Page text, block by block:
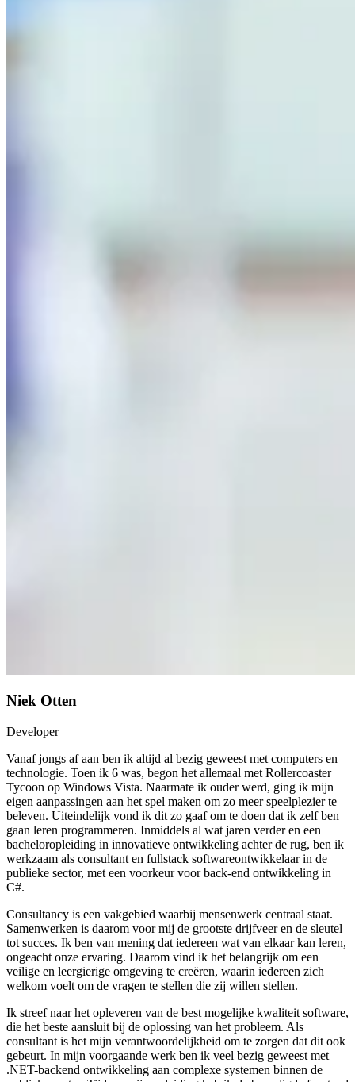
Niek Otten
Developer
Vanaf jongs af aan ben ik altijd al bezig geweest met computers en
technologie. Toen ik 6 was, begon het allemaal met Rollercoaster
Tycoon op Windows Vista. Naarmate ik ouder werd, ging ik mijn
eigen aanpassingen aan het spel maken om zo meer speelplezier te
beleven. Uiteindelijk vond ik dit zo gaaf om te doen dat ik zelf ben
gaan leren programmeren. Inmiddels al wat jaren verder en een
bacheloropleiding in innovatieve ontwikkeling achter de rug, ben ik
werkzaam als consultant en fullstack softwareontwikkelaar in de
publieke sector, met een voorkeur voor back-end ontwikkeling in
C#.
Consultancy is een vakgebied waarbij mensenwerk centraal staat.
Samenwerken is daarom voor mij de grootste drijfveer en de sleutel
tot succes. Ik ben van mening dat iedereen wat van elkaar kan leren,
ongeacht onze ervaring. Daarom vind ik het belangrijk om een
veilige en leergierige omgeving te creëren, waarin iedereen zich
welkom voelt om de vragen te stellen die zij willen stellen.
Ik streef naar het opleveren van de best mogelijke kwaliteit software,
die het beste aansluit bij de oplossing van het probleem. Als
consultant is het mijn verantwoordelijkheid om te zorgen dat dit ook
gebeurt. In mijn voorgaande werk ben ik veel bezig geweest met
.NET-backend ontwikkeling aan complexe systemen binnen de